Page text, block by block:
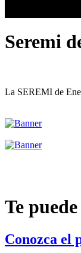
Seremi
La SEREMI de
Te
Conozca el